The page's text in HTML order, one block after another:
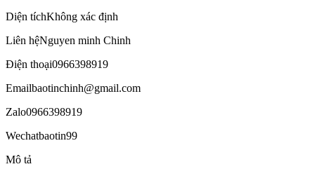
Diện tíchKhông xác định
Liên hệNguyen minh Chinh
Điện thoại0966398919
Emailbaotinchinh@gmail.com
Zalo0966398919
Wechatbaotin99
Mô tả